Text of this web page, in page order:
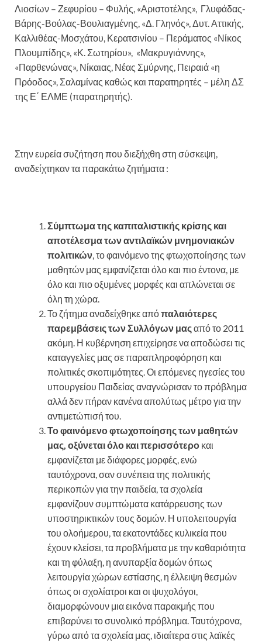
Λιοσίων – Ζεφυρίου – Φυλής, «Αριστοτέλης», Γλυφάδας-
Βάρης-Βούλας-Βουλιαγμένης, «Δ. Γληνός», Δυτ. Αττικής,
Καλλιθέας-Μοσχάτου, Κερατσινίου – Περάματος «Νίκος
Πλουμπίδης», «Κ. Σωτηρίου», «Μακρυγιάννης»,
«Παρθενώνας», Νίκαιας, Νέας Σμύρνης, Πειραιά «η
Πρόοδος», Σαλαμίνας καθώς και παρατηρητές – μέλη ΔΣ
της Ε΄ ΕΛΜΕ (παρατηρητής).
Στην ευρεία συζήτηση που διεξήχθη στη σύσκεψη,
αναδείχτηκαν τα παρακάτω ζητήματα :
Σύμπτωμα της καπιταλιστικής κρίσης και
αποτέλεσμα των αντιλαϊκών μνημονιακών
πολιτικών , το φαινόμενο της φτωχοποίησης των
μαθητών μας εμφανίζεται όλο και πιο έντονα, με
όλο και πιο οξυμένες μορφές και απλώνεται σε
όλη τη χώρα.
Το ζήτημα αναδείχθηκε απόπαλαιότερες
παρεμβάσεις των Συλλόγων μαςαπό το 2011
ακόμη. Η κυβέρνηση επιχείρησε να αποδώσει τις
καταγγελίες μας σε παραπληροφόρηση και
πολιτικές σκοπιμότητες. Οι επόμενες ηγεσίες του
υπουργείου Παιδείας αναγνώρισαν το πρόβλημα
αλλά δεν πήραν κανένα απολύτως μέτρο για την
αντιμετώπισή του.
Το φαινόμενο φτωχοποίησης των μαθητών
μας, οξύνεται όλο και περισσότερο και
εμφανίζεται με διάφορες μορφές, ενώ
ταυτόχρονα, σαν συνέπεια της πολιτικής
περικοπών για την παιδεία, τα σχολεία
εμφανίζουν συμπτώματα κατάρρευσης των
υποστηρικτικών τους δομών. Η υπολειτουργία
του ολοήμερου, τα εκατοντάδες κυλικεία που
έχουν κλείσει, τα προβλήματα με την καθαριότητα
και τη φύλαξη, η ανυπαρξία δομών όπως
λειτουργία χώρων εστίασης, η έλλειψη θεσμών
όπως οι σχολίατροι και οι ψυχολόγοι,
διαμορφώνουν μια εικόνα παρακμής που
επιβαρύνει το συνολικό πρόβλημα. Ταυτόχρονα,
γύρω από τα σχολεία μας, ιδιαίτερα στις λαϊκές